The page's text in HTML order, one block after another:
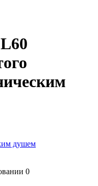
душем
0